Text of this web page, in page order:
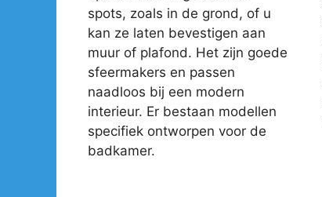
spots, zoals in de grond, of u
kan ze laten bevestigen aan
muur of plafond. Het zijn goede
sfeermakers en passen
naadloos bij een modern
interieur. Er bestaan modellen
specifiek ontworpen voor de
badkamer.